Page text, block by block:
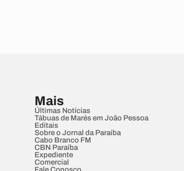
Mais
Últimas Notícias
Tábuas de Marés em João Pessoa
Editais
Sobre o Jornal da Paraíba
Cabo Branco FM
CBN Paraíba
Expediente
Comercial